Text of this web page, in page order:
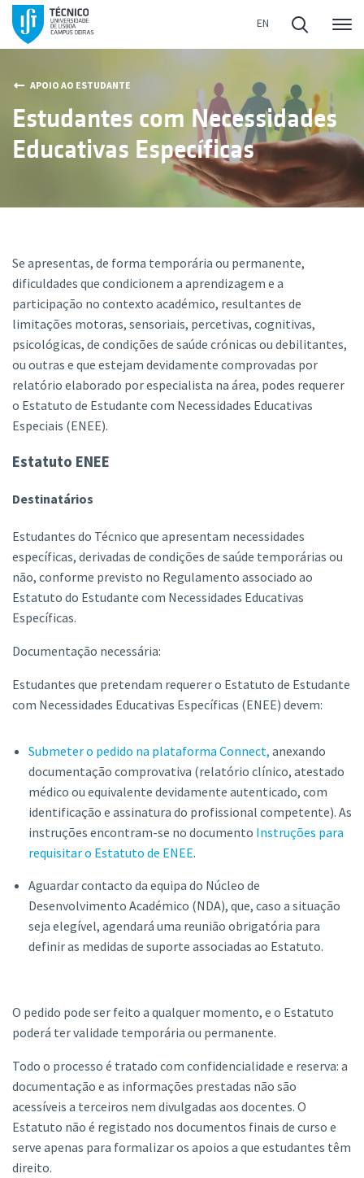
APOIO AO ESTUDANTE
Estudantes com Necessidades
Educativas Específicas
Se apresentas, de forma temporária ou permanente,
dificuldades que condicionem a aprendizagem e a
participação no contexto académico, resultantes de
limitações motoras, sensoriais, percetivas, cognitivas,
psicológicas, de condições de saúde crónicas ou debilitantes,
ou outras e que estejam devidamente comprovadas por
relatório elaborado por especialista na área, podes requerer
o Estatuto de Estudante com Necessidades Educativas
Especiais (ENEE).
Estatuto ENEE
Destinatários
Estudantes do Técnico que apresentam necessidades
específicas, derivadas de condições de saúde temporárias ou
não, conforme previsto no Regulamento associado ao
Estatuto do Estudante com Necessidades Educativas
Específicas.
Documentação necessária:
Estudantes que pretendam requerer o Estatuto de Estudante
com Necessidades Educativas Específicas (ENEE) devem:
Submeter o pedido na plataforma Connect, anexando
documentação comprovativa (relatório clínico, atestado
médico ou equivalente devidamente autenticado, com
identificação e assinatura do profissional competente). As
instruções encontram-se no documento Instruções para
requisitar o Estatuto de ENEE.
Aguardar contacto da equipa do Núcleo de
Desenvolvimento Académico (NDA), que, caso a situação
seja elegível, agendará uma reunião obrigatória para
definir as medidas de suporte associadas ao Estatuto.
O pedido pode ser feito a qualquer momento, e o Estatuto
poderá ter validade temporária ou permanente.
Todo o processo é tratado com confidencialidade e reserva: a
documentação e as informações prestadas não são
acessíveis a terceiros nem divulgadas aos docentes. O
Estatuto não é registado nos documentos finais de curso e
serve apenas para formalizar os apoios a que estudantes têm
direito.